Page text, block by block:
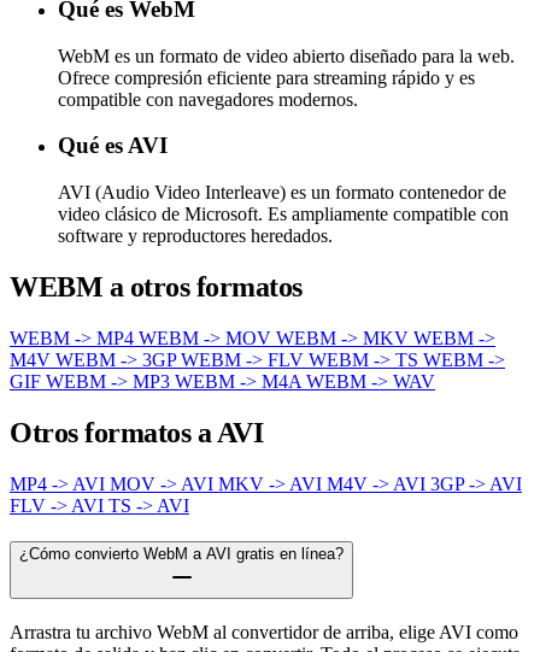
Qué es WebM
WebM es un formato de video abierto diseñado para la web.
Ofrece compresión eficiente para streaming rápido y es
compatible con navegadores modernos.
Qué es AVI
AVI (Audio Video Interleave) es un formato contenedor de
video clásico de Microsoft. Es ampliamente compatible con
software y reproductores heredados.
WEBM a otros formatos
WEBM -> MP4 WEBM -> MOV WEBM -> MKV WEBM ->
M4V WEBM -> 3GPWEBM -> FLV WEBM -> TS WEBM ->
GIF WEBM -> MP3 WEBM -> M4A WEBM -> WAV
Otros formatos a AVI
MP4 -> AVI MOV -> AVI MKV -> AVI M4V -> AVI 3GP -> AVI
FLV -> AVI TS -> AVI
¿Cómo convierto WebM a AVI gratis en línea?
Arrastra tu archivo WebM al convertidor de arriba, elige AVI como